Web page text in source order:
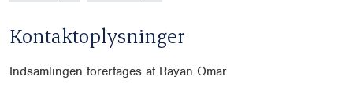
Kontaktoplysninger
Indsamlingen forertages af Rayan Omar